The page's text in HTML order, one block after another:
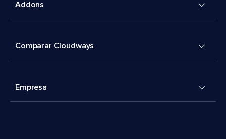
Addons
Comparar Cloudways
Empresa